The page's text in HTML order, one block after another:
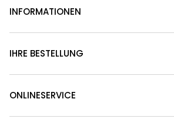
INFORMATIONEN
IHRE BESTELLUNG
ONLINESERVICE